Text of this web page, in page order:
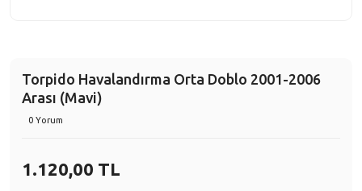
Torpido Havalandırma Orta Doblo 2001-2006
Arası (Mavi)
0 Yorum
1.120,00 TL